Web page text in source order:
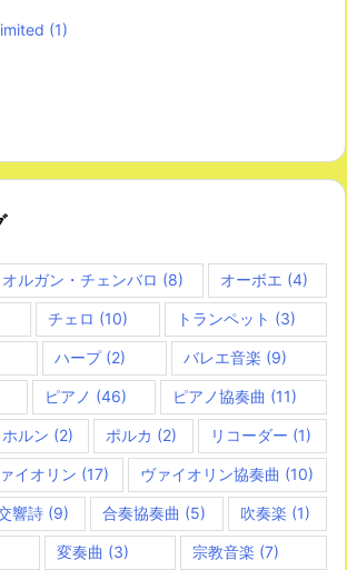
(1)
オルガン・チェンバロ (8) オーボエ (4)
チェロ (10) トランペット (3)
ハープ(2) バレエ音楽 (9)
ピアノ (46) ピアノ協奏曲 (11)
ホルン (2) ポルカ (2) リコーダー (1)
イオリン (17) ヴァイオリン協奏曲 (10)
響詩(9) 合奏協奏曲 (5) 吹奏楽 (1)
変奏曲 (3) 宗教音楽 (7)